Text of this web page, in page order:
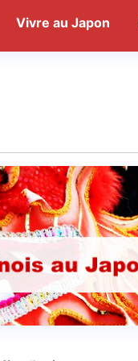
Vivre au Japon